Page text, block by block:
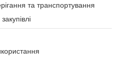
та транспортування